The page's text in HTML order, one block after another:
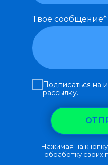
Твое сообщение*
Подписаться на
рассылку.
Нажимая на
обработку своих